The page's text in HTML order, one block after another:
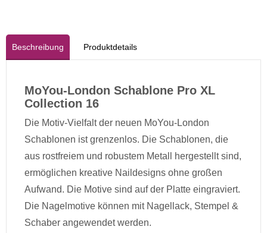
Beschreibung Produktdetails
MoYou-London Schablone Pro XL
Collection 16
Die Motiv-Vielfalt der neuen MoYou-London
Schablonen ist grenzenlos. Die Schablonen, die
aus rostfreiem und robustem Metall hergestellt sind,
ermöglichen kreative Naildesigns ohne großen
Aufwand. Die Motive sind auf der Platte eingraviert.
Die Nagelmotive können mit Nagellack, Stempel &
Schaber angewendet werden.